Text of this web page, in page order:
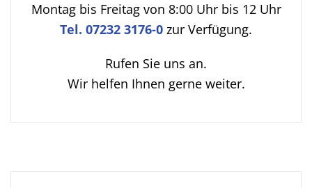
Montag bis Freitag von 8:00 Uhr bis 12 Uhr
Tel. 07232 3176-0 zur Verfügung.
Rufen Sie uns an.
Wir helfen Ihnen gerne weiter.